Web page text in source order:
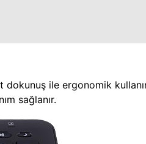
ile ergonomik
sağlanır.